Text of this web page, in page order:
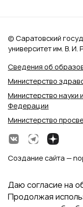
Сведения об
Министерство
Министерство науки
Федерации
Министерство
© Саратовский
университет им. В.
Создание сайта —
Даю согласие на
Продолжая